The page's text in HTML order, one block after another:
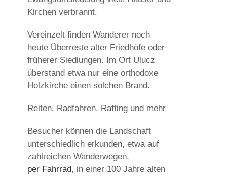
Kirchen verbrannt.
Vereinzelt finden Wanderer noch
heute Überreste alter Friedhöfe oder
früherer Siedlungen. Im Ort Ulucz
überstand etwa nur eine orthodoxe
Holzkirche einen solchen Brand.
Reiten, Radfahren, Rafting und mehr
Besucher können die Landschaft
unterschiedlich erkunden, etwa auf
zahlreichen Wanderwegen,
per Fahrrad, in einer 100 Jahre alten